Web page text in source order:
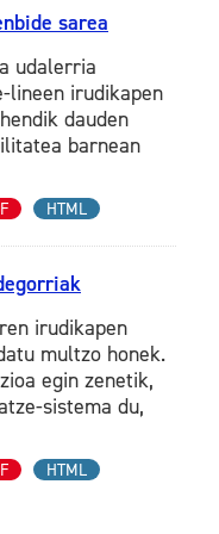
sarea
udalerria
lineen irudikapen
dauden
barnean
HTML
irudikapen
multzo honek.
egin zenetik,
sistema du,
HTML